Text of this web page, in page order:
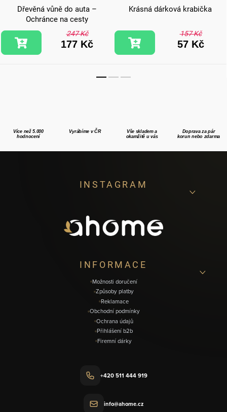
Dřevěná vůně do auta –
Ochránce na cesty
247 Kč
177 Kč
Krásná dárková krabička
157 Kč
57 Kč
Více než 5.000
hodnocení
Vyrábíme v ČR
Vše skladem a
okamžitě u vás
Doprava za pár
korun nebo zdarma
INSTAGRAM
INFORMACE
Možnosti doručení
Způsoby platby
Reklamace
Obchodní podmínky
Ochrana údajů
Přihlášení b2b
Firemní dárky
+420 511 444 919
info@ahome.cz